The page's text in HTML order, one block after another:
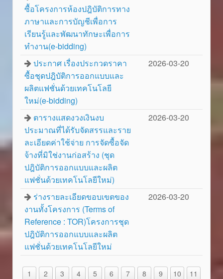
ซื้อโครงการห้องปฎิบัติการทาง
ภาษาและการบัญชีเพื่อการ
เรียนรู้และพัฒนาทักษะเพื่อการ
ทำงาน(e-bidding)
ประกาศ เรื่องประกวดราคา
ซื้อชุดปฎิบัติการออกแบบและ
ผลิตแฟชั่นด้วยเทคโนโลยี
ใหม่(e-bidding)
2026-03-20
ตารางแสดงวงเงินงบ
ประมาณที่ได้รับจัดสรรและราย
ละเอียดค่าใช้จ่าย การจัดซื้อจัด
จ้างที่มิใช่งานก่อสร้าง (ชุด
ปฎิบัติการออกแบบและผลิต
แฟชั่นด้วยเทคโนโลยีใหม่)
2026-03-20
ร่างรายละเอียดขอบเขตของ
งานทั้งโครงการ (Terms of
Reference : TOR)โครงการชุด
ปฎิบัติการออกแบบและผลิต
แฟชั่นด้วยเทคโนโลยีใหม่
2026-03-20
1 2 3 4 5 6 7 8 9 10
11